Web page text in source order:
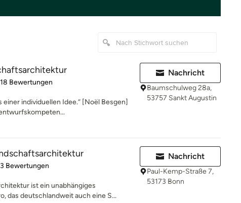
5 von 5 Sternen
18 Bewertungen
individuellen Idee.“ [Noël Besgen]
Nachricht
Baumschulweg 28a,
53757 Sankt Augustin
5 von 5 Sternen
3 Bewertungen
ist ein unabhängiges
das deutschlandweit auch eine S...
Nachricht
Paul-Kemp-Straße 7,
53173 Bonn